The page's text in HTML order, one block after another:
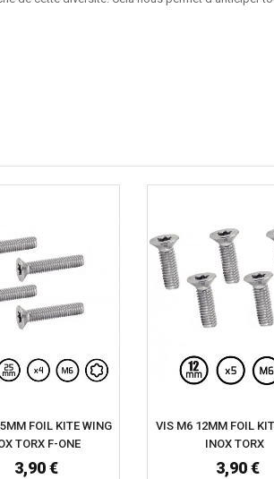
FOIL KITE WING
TORX F-ONE
3,90 €
VIS M6 12MM FOIL
INOX TORX
3,90 €